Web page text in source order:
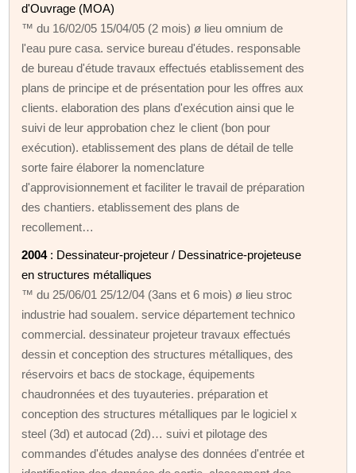
d'Ouvrage (MOA)
™ du 16/02/05 15/04/05 (2 mois) ø lieu omnium de
l'eau pure casa. service bureau d'études. responsable
de bureau d'étude travaux effectués etablissement des
plans de principe et de présentation pour les offres aux
clients. elaboration des plans d'exécution ainsi que le
suivi de leur approbation chez le client (bon pour
exécution). etablissement des plans de détail de telle
sorte faire élaborer la nomenclature
d'approvisionnement et faciliter le travail de préparation
des chantiers. etablissement des plans de
recollement…
2004: Dessinateur-projeteur / Dessinatrice-projeteuse
en structures métalliques
™ du 25/06/01 25/12/04 (3ans et 6 mois) ø lieu stroc
industrie had soualem. service département technico
commercial. dessinateur projeteur travaux effectués
dessin et conception des structures métalliques, des
réservoirs et bacs de stockage, équipements
chaudronnées et des tuyauteries. préparation et
conception des structures métalliques par le logiciel x
steel (3d) et autocad (2d)… suivi et pilotage des
commandes d'études analyse des données d'entrée et